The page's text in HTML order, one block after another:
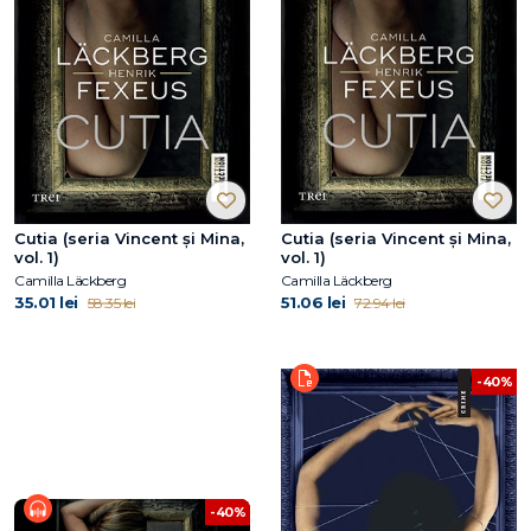
Cutia (seria Vincent și Mina,
vol. 1)
Camilla Läckberg
35.01 lei 58.35 lei
Cutia (seria Vincent și Mina,
vol. 1)
Camilla Läckberg
51.06 lei 72.94 lei
-40%
-40%